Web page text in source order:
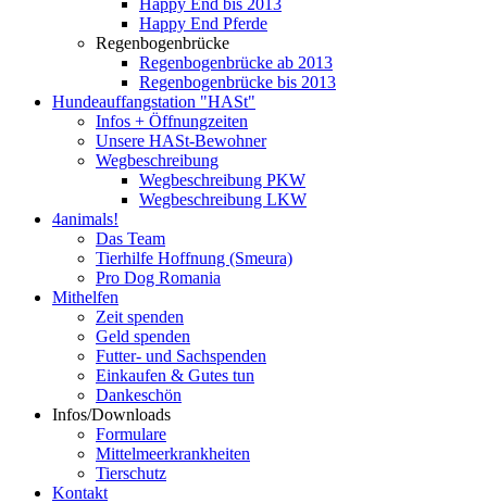
Happy End Pferde
Regenbogenbrücke
Regenbogenbrücke ab 2013
Regenbogenbrücke bis 2013
Hundeauffangstation "HASt"
Infos + Öffnungzeiten
Unsere HASt-Bewohner
Wegbeschreibung
Wegbeschreibung PKW
Wegbeschreibung LKW
4animals!
Das Team
Tierhilfe Hoffnung (Smeura)
Pro Dog Romania
Mithelfen
Zeit spenden
Geld spenden
Futter- und Sachspenden
Einkaufen & Gutes tun
Dankeschön
Infos/Downloads
Formulare
Mittelmeerkrankheiten
Tierschutz
Kontakt